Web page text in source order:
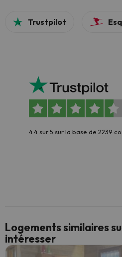
Trustpilot
4.4 sur 5 sur la base de 2239
Logements similaires
intéresser